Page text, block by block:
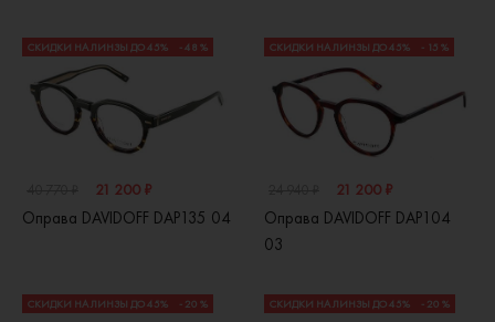
СКИДКИ НА ЛИНЗЫ ДО 45% - 48 %
21 200 ₽
Оправа DAVIDOFF DAP135 04
СКИДКИ НА ЛИНЗЫ ДО 45% - 15 %
21 200 ₽
Оправа DAVIDOFF DAP104
03
СКИДКИ НА ЛИНЗЫ ДО 45% - 20 % СКИДКИ НА ЛИНЗЫ ДО 45% - 20 %